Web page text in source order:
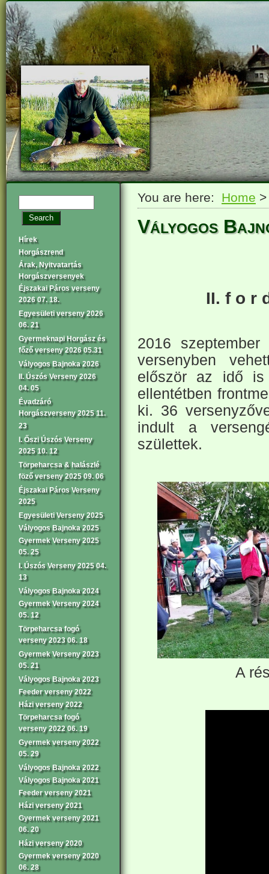
You are here: Home
Vályogos
II. f o r
2016
versenyben
először az idő is
ellentétben
ki. 36
indult a
születtek.
A
Hírek
Horgászrend
Árak, Nyitvatartás
Horgászversenyek
Éjszakai Páros verseny
2026 07. 18.
Egyesületi verseny 2026
06. 21
Gyermeknapi Horgász és
főző verseny 2026 05.31
Vályogos Bajnoka 2026
II. Úszós Verseny 2026
04. 05
Évadzáró
Horgászverseny 2025 11.
23
I. Őszi Úszós Verseny
2025 10. 12
Törpeharcsa & halászlé
föző verseny 2025 09. 06
Éjszakai Páros Verseny
2025
Egyesületi Verseny 2025
Vályogos Bajnoka 2025
Gyermek Verseny 2025
05. 25
I. Úszós Verseny 2025 04.
13
Vályogos Bajnoka 2024
Gyermek Verseny 2024
05. 12
Törpeharcsa fogó
verseny 2023 06. 18
Gyermek Verseny 2023
05. 21
Vályogos Bajnoka 2023
Feeder verseny 2022
Házi verseny 2022
Törpeharcsa fogó
verseny 2022 06. 19
Gyermek verseny 2022
05. 29
Vályogos Bajnoka 2022
Vályogos Bajnoka 2021
Feeder verseny 2021
Házi verseny 2021
Gyermek verseny 2021
06. 20
Házi verseny 2020
Gyermek verseny 2020
06. 28